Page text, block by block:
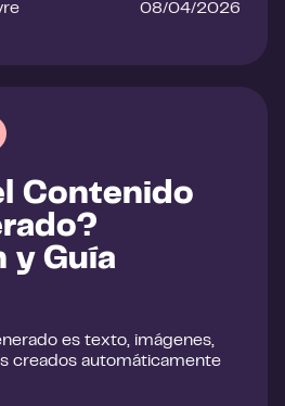
08/04/2026
Contenido
y Guía
es texto, imágenes,
creados automáticamente